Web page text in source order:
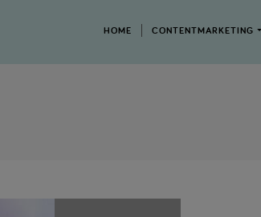
HOME CONTENTMARKETING